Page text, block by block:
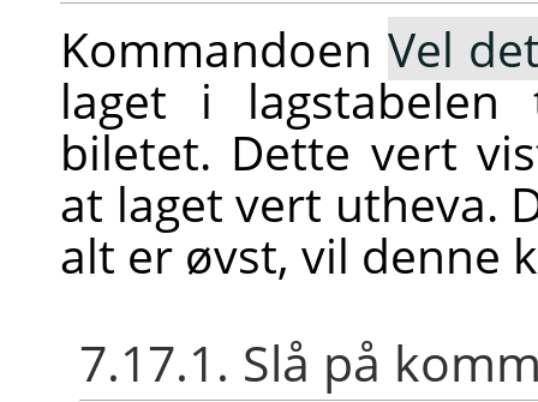
Kommandoen Vel
laget i
biletet. Dette vert
at laget vert utheva.
alt er øvst, vil denne
7.17.1. Slå på